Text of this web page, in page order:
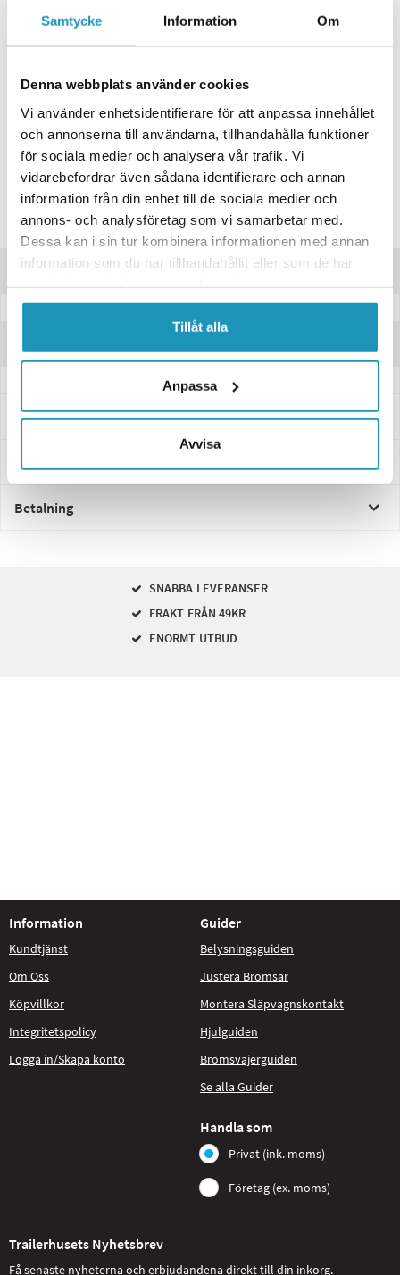
Samtycke Information Om
Denna webbplats använder cookies
Vi använder enhetsidentifierare för att anpassa innehållet
och annonserna till användarna, tillhandahålla funktioner
för sociala medier och analysera vår trafik. Vi
vidarebefordrar även sådana identifierare och annan
information från din enhet till de sociala medier och
annons- och analysföretag som vi samarbetar med.
Dessa kan i sin tur kombinera informationen med annan
information som du har tillhandahållit eller som de har
Tillåt alla
Anpassa
Avvisa
ONLINELAGER TILLFÄLLIGT SLUT
BUTIKSLAGER 0 I LAGER
Lägsta pris de senaste 30-dagarna:841 kr
Leverans- & Returinformation
Spara produkt
Frågor om produkten?
Produktinformation
Frågor och svar
Leverans- & Returinformation
Betalning
SNABBA LEVERANSER
FRAKT FRÅN 49KR
ENORMT UTBUD
Information
Kundtjänst
Om Oss
Köpvillkor
Integritetspolicy
Logga in/Skapa konto
Guider
Belysningsguiden
Justera Bromsar
Montera Släpvagnskontakt
Hjulguiden
Bromsvajerguiden
Se alla Guider
Handla som
Privat (ink. moms)
Företag (ex. moms)
Trailerhusets Nyhetsbrev
Få senaste nyheterna och erbjudandena direkt till din inkorg.